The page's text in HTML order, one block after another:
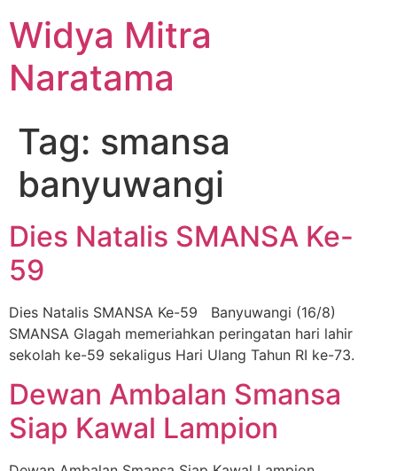
Widya Mitra
Naratama
Tag: smansa
banyuwangi
Dies Natalis SMANSA Ke-
59
Dies Natalis SMANSA Ke-59 Banyuwangi (16/8)
SMANSA Glagah memeriahkan peringatan hari lahir
sekolah ke-59 sekaligus Hari Ulang Tahun RI ke-73.
Dewan Ambalan Smansa
Siap Kawal Lampion